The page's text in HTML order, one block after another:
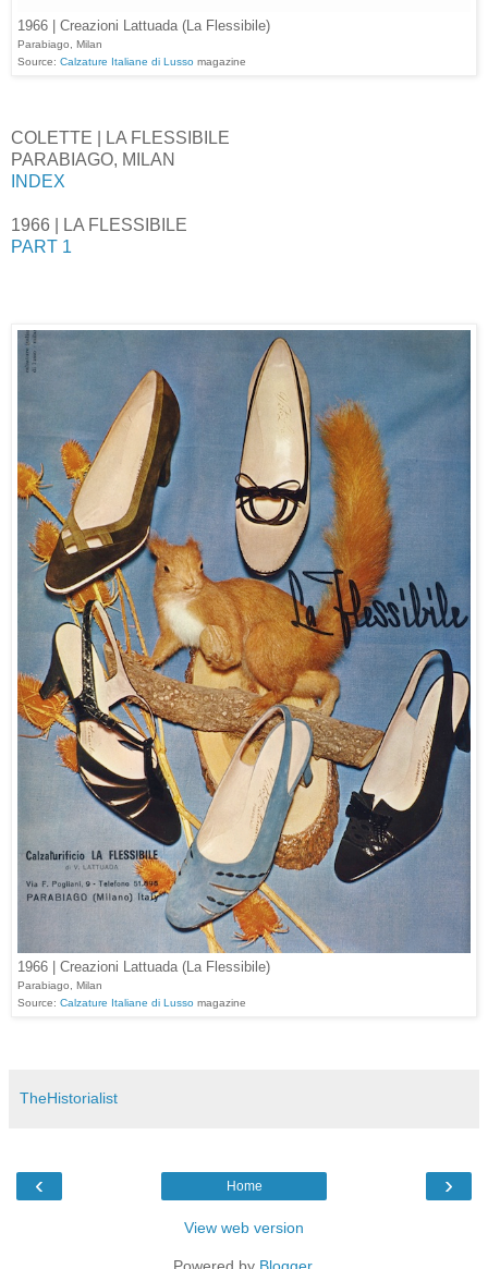
1966 | Creazioni Lattuada (La Flessibile)
Parabiago, Milan
Source: Calzature Italiane di Lusso magazine
COLETTE | LA FLESSIBILE
PARABIAGO, MILAN
INDEX
1966 | LA FLESSIBILE
PART 1
1966 | Creazioni Lattuada (La Flessibile)
Parabiago, Milan
Source: Calzature Italiane di Lusso magazine
TheHistorialist
‹ ›
Home
View web version